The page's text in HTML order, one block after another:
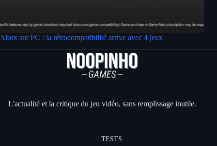
Xbox sur PC : la rétrocompatibilité arrive avec 4 jeux
L'actualité et la critique du jeu vidéo, sans remplissage inutile.
TESTS